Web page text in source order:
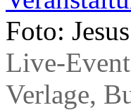
Foto:
Live-
Verlage,